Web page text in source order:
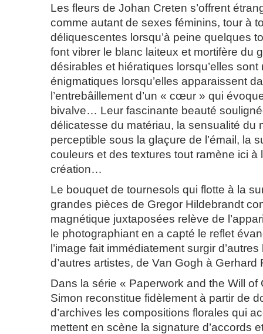
Les fleurs de Johan Creten s’offrent
comme autant de sexes féminins, tour à
déliquescentes lorsqu’à peine quelques
font vibrer le blanc laiteux et mortifère du
désirables et hiératiques lorsqu’elles sont
énigmatiques lorsqu’elles apparaissent
l’entrebâillement d’un « cœur » qui
bivalve… Leur fascinante beauté
délicatesse du matériau, la sensualité du
perceptible sous la glaçure de l’émail, la
couleurs et des textures tout ramène ici à
création…
Le bouquet de tournesols qui flotte à la
grandes pièces de Gregor Hildebrandt
magnétique juxtaposées relève de
le photographiant en a capté le reflet
l’image fait immédiatement surgir
d’autres artistes, de Van Gogh à Gerhard
Dans la série « Paperwork and the Will of
Simon reconstitue fidèlement à partir de
d’archives les compositions florales qui
mettent en scène la signature d’accords